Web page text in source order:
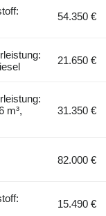
54.350 €
21.650 €
m³,
31.350 €
82.000 €
15.490 €